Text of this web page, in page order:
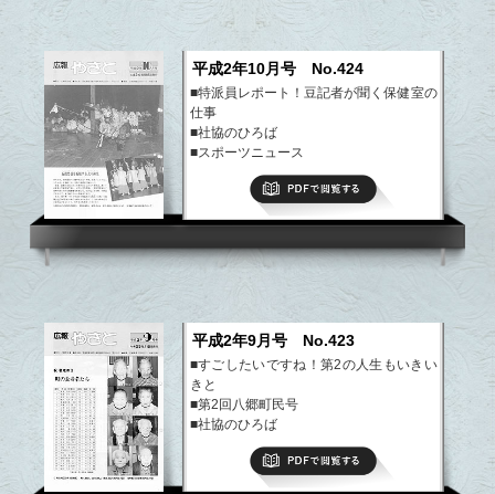
平成2年10月号 No.424
■特派員レポート！豆記者が聞く保健室の
仕事
■社協のひろば
■スポーツニュース
■図画・イラストコーナー
■まちの話題・できごと
■INTERVIEW 気候に恵まれた人情味あ
など
平成2年9月号 No.423
■すごしたいですね！第2の人生もいきい
きと
■第2回八郷町民号
■社協のひろば
■わがやのアイドル
■まちの話題・できごと
■園芸教室 ベゴニアの仲間たち